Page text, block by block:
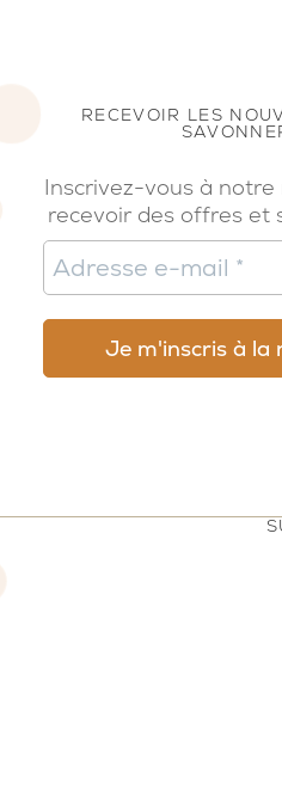
RECEVOIR LES
Inscrivez-vous à
recevoir des offres et